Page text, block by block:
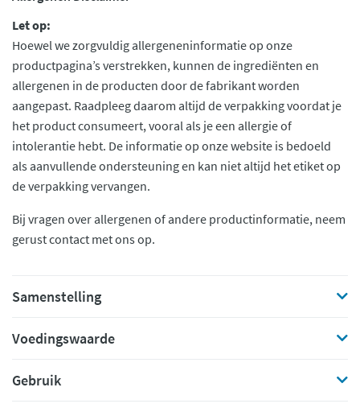
Let op:
Hoewel we zorgvuldig allergeneninformatie op onze
productpagina’s verstrekken, kunnen de ingrediënten en
allergenen in de producten door de fabrikant worden
aangepast. Raadpleeg daarom altijd de verpakking voordat je
het product consumeert, vooral als je een allergie of
intolerantie hebt. De informatie op onze website is bedoeld
als aanvullende ondersteuning en kan niet altijd het etiket op
de verpakking vervangen.
Bij vragen over allergenen of andere productinformatie, neem
gerust contact met ons op.
Samenstelling
Voedingswaarde
Gebruik